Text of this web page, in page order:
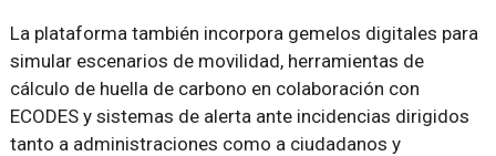
La plataforma también incorpora gemelos digitales para
simular escenarios de movilidad, herramientas de
cálculo de huella de carbono en colaboración con
ECODES y sistemas de alerta ante incidencias dirigidos
tanto a administraciones como a ciudadanos y